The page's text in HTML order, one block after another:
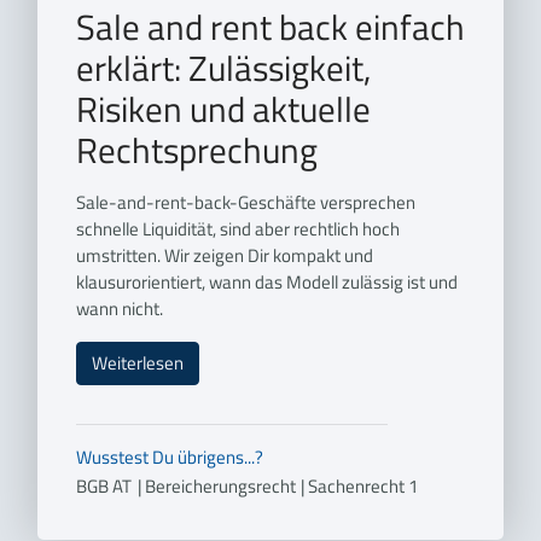
Sale and rent back einfach
erklärt: Zulässigkeit,
Risiken und aktuelle
Rechtsprechung
Sale-and-rent-back-Geschäfte versprechen
schnelle Liquidität, sind aber rechtlich hoch
umstritten. Wir zeigen Dir kompakt und
klausurorientiert, wann das Modell zulässig ist und
wann nicht.
Weiterlesen
Wusstest Du übrigens...?
BGB AT |Bereicherungsrecht |Sachenrecht 1